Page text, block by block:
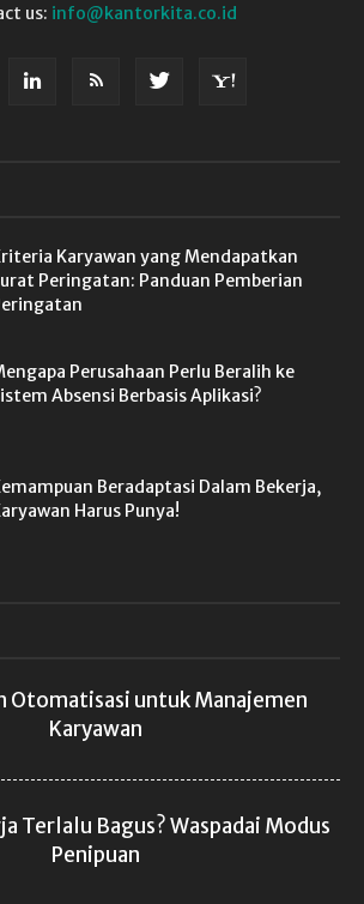
us: info@kantorkita.co.id
Karyawan yang Mendapatkan
Peringatan: Panduan Pemberian
Perusahaan Perlu Beralih ke
Absensi Berbasis Aplikasi?
Beradaptasi Dalam Bekerja,
Harus Punya!
Otomatisasi untuk Manajemen
Karyawan
Terlalu Bagus? Waspadai Modus
Penipuan